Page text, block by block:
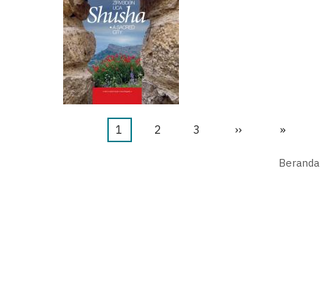
Halaman
1 Halaman
2 Halaman
3
Halaman
››
Last
»
Beranda